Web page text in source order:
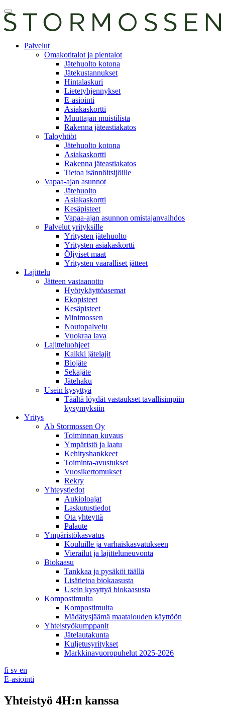
Skip
to
content
Avaa
päävalikko
asiointiPalvelut
Omakotitalot ja pientalot
Jätehuolto kotona
Jätekustannukset
Hintalaskuri
Lietetyhjennykset
E-asiointi
Asiakaskortti
Muuttajan muistilista
Rakenna jäteastiakatos
Taloyhtiöt
Jätehuolto kotona
Asiakaskortti
Rakenna jäteastiakatos
Tietoa isännöitsijöille
Vapaa-ajan asunnot
Jätehuolto
Asiakaskortti
Kesäpisteet
Vapaa-ajan asunnon omistajanvaihdos
Palvelut yrityksille
Yritysten jätehuolto
Yritysten asiakaskortti
Öljyiset maat
Yritysten vaaralliset jätteet
Lajittelu
Jätteen vastaanotto
Hyötykäyttöasemat
Ekopisteet
Kesäpisteet
Minimossen
Noutopalvelu
Vuokraa lava
Lajitteluohjeet
Kaikki jätelajit
Biojäte
Sekajäte
Jätehaku
Usein kysyttyä
Täältä löydät vastaukset tavallisimpiin
kysymyksiin
Yritys
Ab Stormossen Oy
Toiminnan kuvaus
Ympäristö ja laatu
Kehityshankkeet
Toiminta-avustukset
Vuosikertomukset
Rekry
Yhteystiedot
Aukioloajat
Laskutustiedot
Ota yhteyttä
Palaute
Ympäristökasvatus
Kouluille ja varhaiskasvatukseen
Vierailut ja lajitteluneuvonta
Biokaasu
Tankkaa ja pysäköi täällä
Lisätietoa biokaasusta
Usein kysyttyä biokaasusta
Kompostimulta
Kompostimulta
Mädätysjäämä maatalouden käyttöön
Yhteistyökumppanit
Jätelautakunta
Kuljetusyritykset
Markkinavuoropuhelut 2025-2026
fi sv en
E-asiointi
Yhteistyö 4H:n kanssa